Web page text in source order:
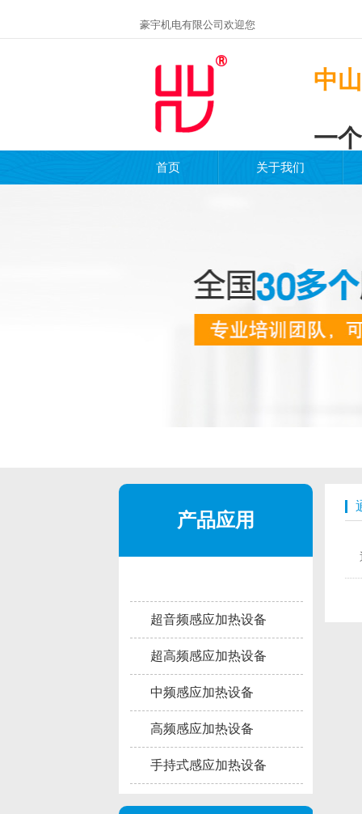
豪宇机电有限公司欢迎您
中
一
首页 关于我们
产品应用
超音频感应加热设备
超高频感应加热设备
中频感应加热设备
高频感应加热设备
手持式感应加热设备